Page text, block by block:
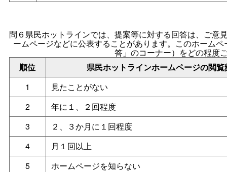
問６県民ホットラインでは、提案等に対する回答は、ご意
ームページなどに公表することがあります。このホーム
答」のコーナー）をどの程度
順位
県民ホットラインホームページの閲
1
見たことがない
2
年に１、２回程度
3
２、３か月に１回程度
4
月１回以上
5
ホームページを知らない